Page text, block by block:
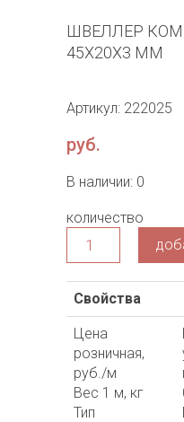
ШВЕЛЛЕР
45Х20Х3 ММ
Артикул: 222025
руб.
В наличии: 0
количество
Свойства
Цена
розничная,
руб./м
Вес 1 м, кг
Тип